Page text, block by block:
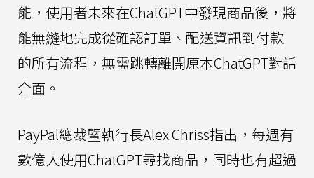
能，使用者未來在ChatGPT中發現商品後，將
能無縫地完成從確認訂單、配送資訊到付款
的所有流程，無需跳轉離開原本ChatGPT對話
介面。
PayPal總裁暨執行長Alex Chriss指出，每週有
數億人使用ChatGPT尋找商品，同時也有超過